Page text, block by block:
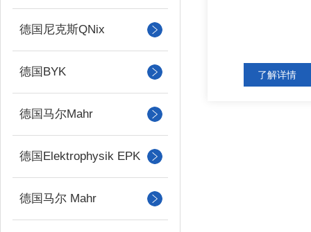
德国尼克斯QNix
德国BYK
德国马尔Mahr
德国Elektrophysik EPK
德国马尔 Mahr
了解详情